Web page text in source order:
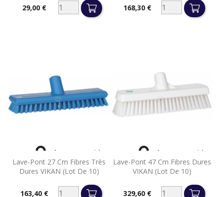
Prix29,00 €
Prix168,30 €
Lave-Pont 27 Cm Fibres Très
Dures VIKAN (lot De 10)
163,40 €
 Aperçu rapide
Lave-Pont 47 Cm Fibres Dures
VIKAN (lot De 10)
329,60 €
 Aperçu rapide